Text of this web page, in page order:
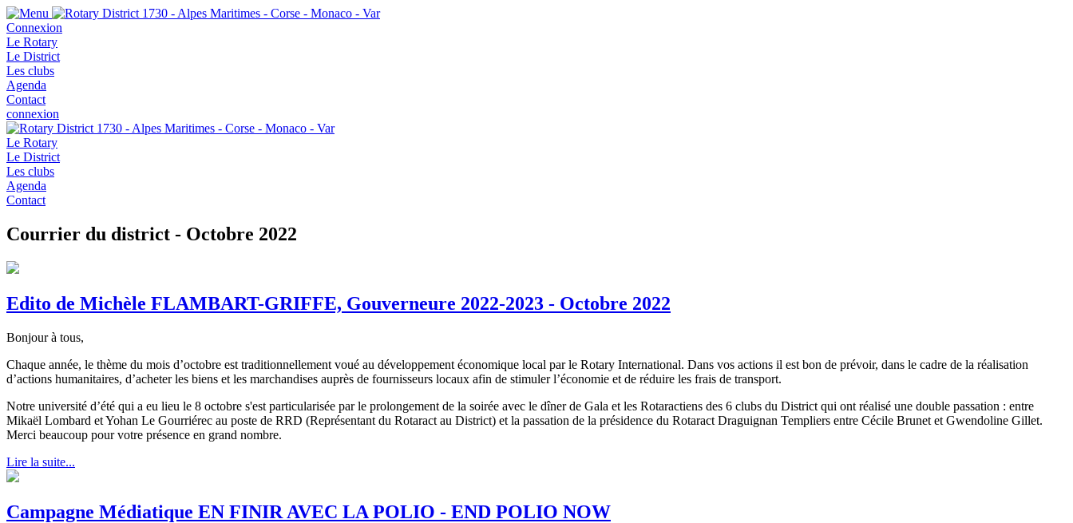
Connexion
Le Rotary
Le District
Les clubs
Agenda
Contact
connexion
Le Rotary
Le District
Les clubs
Agenda
Contact
Courrier du district - Octobre 2022
Edito de Michèle FLAMBART-GRIFFE, Gouverneure 2022-2023 - Octobre 2022
Bonjour à tous,
Chaque année, le thème du mois d’octobre est traditionnellement voué au développement économique local par le Rotary International. Dans vos actions il est bon de prévoir, dans le cadre de la réalisation
d’actions humanitaires, d’acheter les biens et les marchandises auprès de fournisseurs locaux afin de stimuler l’économie et de réduire les frais de transport.
Notre université d’été qui a eu lieu le 8 octobre s'est particularisée par le prolongement de la soirée avec le dîner de Gala et les Rotaractiens des 6 clubs du District qui ont réalisé une double passation : entre
Mikaël Lombard et Yohan Le Gourriérec au poste de RRD (Représentant du Rotaract au District) et la passation de la présidence du Rotaract Draguignan Templiers entre Cécile Brunet et Gwendoline Gillet.
Merci beaucoup pour votre présence en grand nombre.
Lire la suite...
Campagne Médiatique EN FINIR AVEC LA POLIO - END POLIO NOW